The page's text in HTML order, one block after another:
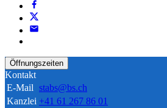
Öffnungszeiten
Kontakt
E-Mail stabs@bs.ch
Kanzlei +41 61 267 86 01